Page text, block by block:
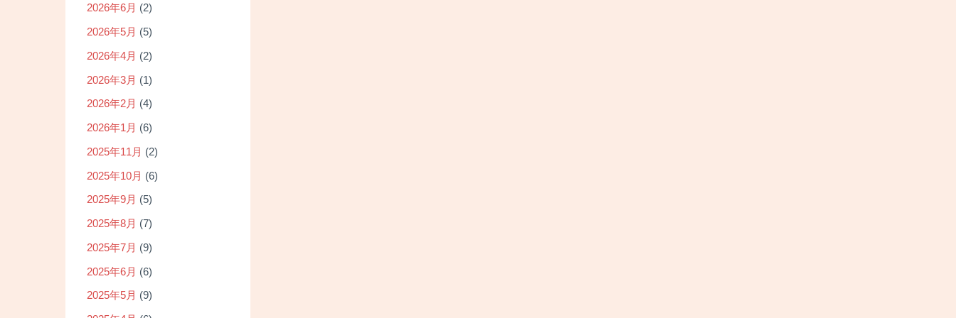
2026年6月 (2)
2026年5月 (5)
2026年4月 (2)
2026年3月 (1)
2026年2月 (4)
2026年1月 (6)
2025年11月 (2)
2025年10月 (6)
2025年9月 (5)
2025年8月 (7)
2025年7月 (9)
2025年6月 (6)
2025年5月 (9)